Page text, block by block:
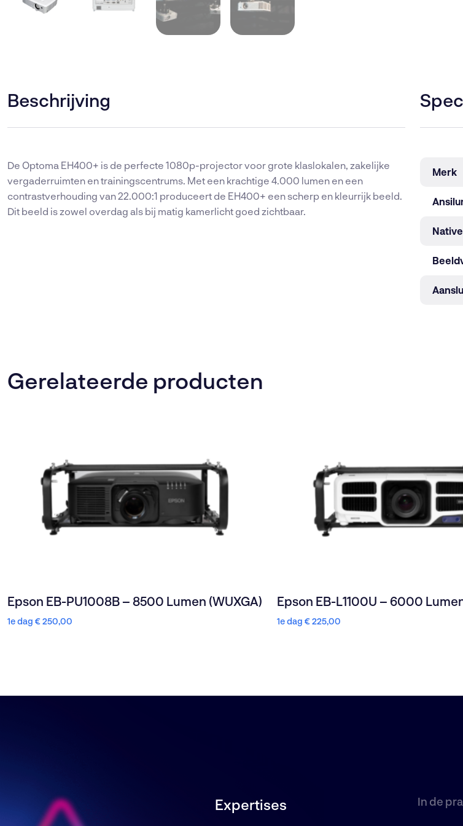
Beschrijving
De Optoma EH400+ is de perfecte 1080p-projector voor grote klaslokalen, zakelijke
vergaderruimten en trainingscentrums. Met een krachtige 4.000 lumen en een
contrastverhouding van 22.000:1 produceert de EH400+ een scherp en kleurrijk beeld.
Dit beeld is zowel overdag als bij matig kamerlicht goed zichtbaar.
Merk
Gerelateerde producten
Epson EB-PU1008B – 8500 Lumen (WUXGA)
1e dag €250,00
Epson EB-L1100U – 6000
1e dag €225,00
Expertises In de